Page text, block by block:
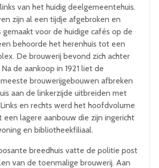
links van het huidig deelgemeentehuis.
zijn al een tijdje afgebroken en
voor de huidige cafés op de
behoorde het herenhuis tot een
De brouwerij bevond zich achter
de aankoop in 1921 liet de
brouwerijgebouwen afbreken
aan de linkerzijde uitbreiden met
en rechts werd het hoofdvolume
een lagere aanbouw die zijn ingericht
en bibliotheekfiliaal.
breedhuis vatte de politie post
van de toenmalige brouwerij. Aan